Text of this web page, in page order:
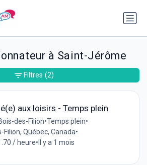
à Saint-Jérôme
aux loisirs - Temps plein
des-Filion•Temps plein•
Filion, Québec, Canada•
/ heure• Il y a 1 mois
Filtres (2)